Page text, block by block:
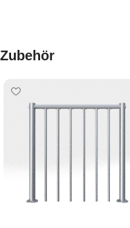
Zubehör